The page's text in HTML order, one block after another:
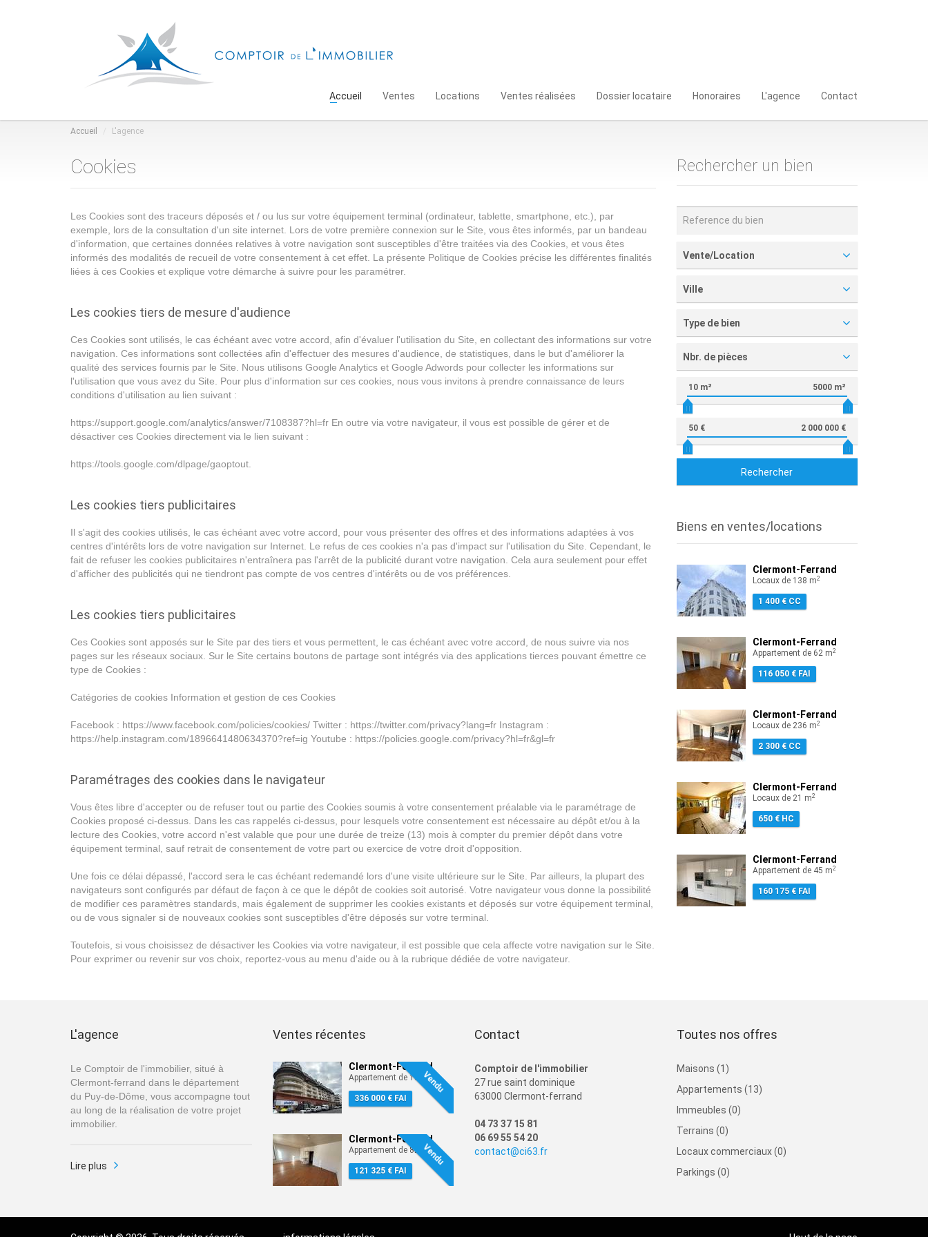
Accueil Ventes Locations Ventes réalisées Dossier locataire Honoraires L'agence Contact
Accueil L'agence
Cookies
Les Cookies sont des traceurs déposés et / ou lus sur votre équipement terminal (ordinateur, tablette, smartphone, etc.), par
exemple, lors de la consultation d'un site internet. Lors de votre première connexion sur le Site, vous êtes informés, par un bandeau
d'information, que certaines données relatives à votre navigation sont susceptibles d'être traitées via des Cookies, et vous êtes
informés des modalités de recueil de votre consentement à cet effet. La présente Politique de Cookies précise les différentes finalités
liées à ces Cookies et explique votre démarche à suivre pour les paramétrer.
Les cookies tiers de mesure d'audience
Ces Cookies sont utilisés, le cas échéant avec votre accord, afin d'évaluer l'utilisation du Site, en collectant des informations sur votre
navigation. Ces informations sont collectées afin d'effectuer des mesures d'audience, de statistiques, dans le but d'améliorer la
qualité des services fournis par le Site. Nous utilisons Google Analytics et Google Adwords pour collecter les informations sur
l'utilisation que vous avez du Site. Pour plus d'information sur ces cookies, nous vous invitons à prendre connaissance de leurs
conditions d'utilisation au lien suivant :
https://support.google.com/analytics/answer/7108387?hl=fr En outre via votre navigateur, il vous est possible de gérer et de
désactiver ces Cookies directement via le lien suivant :
https://tools.google.com/dlpage/gaoptout.
Les cookies tiers publicitaires
Il s'agit des cookies utilisés, le cas échéant avec votre accord, pour vous présenter des offres et des informations adaptées à vos
centres d'intérêts lors de votre navigation sur Internet. Le refus de ces cookies n'a pas d'impact sur l'utilisation du Site. Cependant, le
fait de refuser les cookies publicitaires n'entraînera pas l'arrêt de la publicité durant votre navigation. Cela aura seulement pour effet
d'afficher des publicités qui ne tiendront pas compte de vos centres d'intérêts ou de vos préférences.
Les cookies tiers publicitaires
Ces Cookies sont apposés sur le Site par des tiers et vous permettent, le cas échéant avec votre accord, de nous suivre via nos
pages sur les réseaux sociaux. Sur le Site certains boutons de partage sont intégrés via des applications tierces pouvant émettre ce
type de Cookies :
Catégories de cookies Information et gestion de ces Cookies
Facebook : https://www.facebook.com/policies/cookies/ Twitter : https://twitter.com/privacy?lang=fr Instagram :
https://help.instagram.com/1896641480634370?ref=ig Youtube : https://policies.google.com/privacy?hl=fr&gl=fr
Paramétrages des cookies dans le navigateur
Vous êtes libre d'accepter ou de refuser tout ou partie des Cookies soumis à votre consentement préalable via le paramétrage de
Cookies proposé ci-dessus. Dans les cas rappelés ci-dessus, pour lesquels votre consentement est nécessaire au dépôt et/ou à la
lecture des Cookies, votre accord n'est valable que pour une durée de treize (13) mois à compter du premier dépôt dans votre
équipement terminal, sauf retrait de consentement de votre part ou exercice de votre droit d'opposition.
Une fois ce délai dépassé, l'accord sera le cas échéant redemandé lors d'une visite ultérieure sur le Site. Par ailleurs, la plupart des
navigateurs sont configurés par défaut de façon à ce que le dépôt de cookies soit autorisé. Votre navigateur vous donne la possibilité
de modifier ces paramètres standards, mais également de supprimer les cookies existants et déposés sur votre équipement terminal,
ou de vous signaler si de nouveaux cookies sont susceptibles d'être déposés sur votre terminal.
Toutefois, si vous choisissez de désactiver les Cookies via votre navigateur, il est possible que cela affecte votre navigation sur le Site.
Pour exprimer ou revenir sur vos choix, reportez-vous au menu d'aide ou à la rubrique dédiée de votre navigateur.
Rechercher un bien
Vente/Location
Ville
Type de bien
Nbr. de pièces
10 m² 5000 m²
50 € 2 000 000 €
Rechercher
Biens en ventes/locations
Clermont-Ferrand
Locaux de 138 m2
1 400 € CC
Clermont-Ferrand
Appartement de 62 m2
116 050 € FAI
Clermont-Ferrand
Locaux de 236 m2
2 300 € CC
Clermont-Ferrand
Locaux de 21 m2
650 € HC
Clermont-Ferrand
Appartement de 45 m2
160 175 € FAI
L'agence
Le Comptoir de l'immobilier, situé à
Clermont-ferrand dans le département
du Puy-de-Dôme, vous accompagne tout
au long de la réalisation de votre projet
immobilier.
Lire plus
Ventes récentes
Vendu
Clermont-Ferrand
Appartement de 100 m
336 000 € FAI
Vendu
Clermont-Ferrand
Appartement de 82 m2
121 325 € FAI
Contact
Comptoir de l'immobilier
27 rue saint dominique
63000 Clermont-ferrand
04 73 37 15 81
06 69 55 54 20
contact@ci63.fr
Toutes nos offres
Maisons (1)
Appartements (13)
Immeubles (0)
Terrains (0)
Locaux commerciaux (0)
Parkings (0)